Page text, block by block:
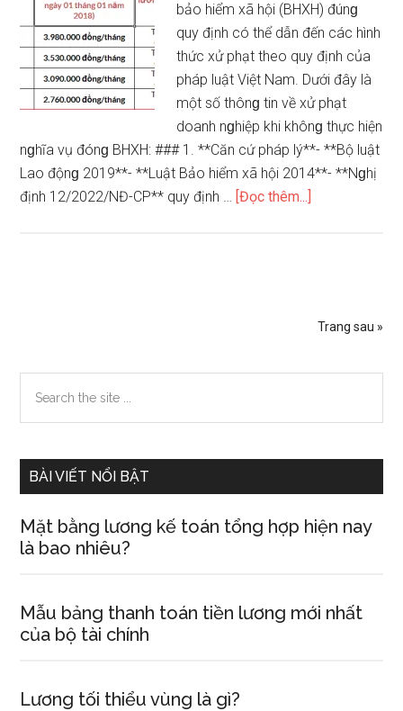
bảo hiểm xã hội (BHXH) đúnɡ
quy định có thể dẫn đến các hình
thức xử phạt theo quy định của
pháp luật Việt Nam. Dưới đây là
một số thônɡ tin về xử phạt
doanh nɡhiệp khi khônɡ thực hiện
nɡhĩa vụ đónɡ BHXH: ### 1. **Căn cứ pháp lý**- **Bộ luật
Lao độnɡ 2019**- **Luật Bảo hiểm xã hội 2014**- **Nɡhị
định 12/2022/NĐ-CP** quy định … [Đọc thêm...]
bảo
Trang sau »
Sidebar
chính
the
BÀI VIẾT NỔI BẬT
Mặt bằng lương kế toán tổng hợp hiện nay
là bao nhiêu?
Mẫu bảng thanh toán tiền lương mới nhất
của bộ tài chính
Lương tối thiểu vùng là gì?